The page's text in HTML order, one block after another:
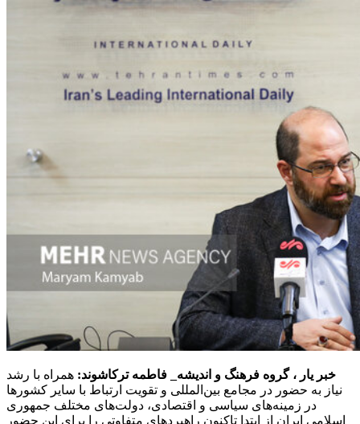
خبر یار ، گروه فرهنگ و اندیشه_ فاطمه ترکاشوند: همراه با رشد
نیاز به حضور در مجامع بین‌المللی و تقویت ارتباط با سایر کشورها
در زمینه‌های سیاسی و اقتصادی، دولت‌های مختلف جمهوری
اسلامی ایران از ابتدا تاکنون راهبردهای متفاوتی را برای این حضور